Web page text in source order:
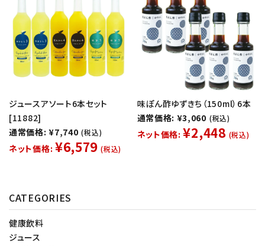
ジュースアソート6本セット
[11882]
通常価格: ¥7,740 (税込)
ネット価格: ¥6,579 (税込)
味ぽん酢ゆずきち（150ml）6本
通常価格: ¥3,060 (税込)
ネット価格: ¥2,448 (税込)
CATEGORIES
健康飲料
ジュース